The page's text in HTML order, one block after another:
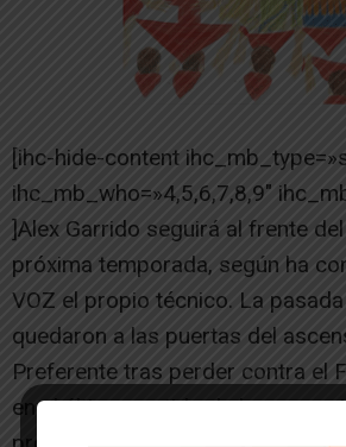
[ihc-hide-content
ihc_mb_who=»4,5,6,7,8,9″
]Alex Garrido seguirá al frente
próxima temporada, según ha
VOZ el propio técnico. La
quedaron a las puertas del
Preferente tras perder contra el
en el último partido de la